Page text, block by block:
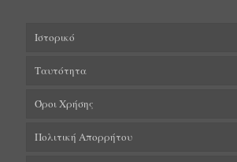
Ιστορικό
Ταυτότητα
Όροι Χρήσης
Πολιτική Απορρήτου